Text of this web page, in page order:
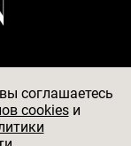
соглашаетесь
cookiesи